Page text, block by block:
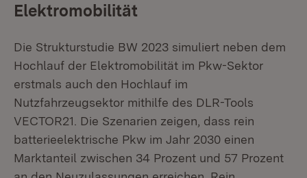
Elektromobilität
Die Strukturstudie BW 2023 simuliert neben dem
Hochlauf der Elektromobilität im Pkw-Sektor
erstmals auch den Hochlauf im
Nutzfahrzeugsektor mithilfe des DLR-Tools
VECTOR21. Die Szenarien zeigen, dass rein
batterieelektrische Pkw im Jahr 2030 einen
Marktanteil zwischen 34 Prozent und 57 Prozent